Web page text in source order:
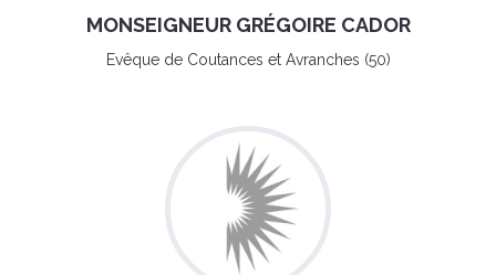
MONSEIGNEUR GRÉGOIRE CADOR
Evêque de Coutances et Avranches (50)